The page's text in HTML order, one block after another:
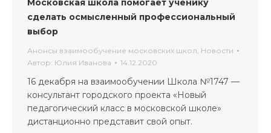
Московская школа помогает ученику
сделать осмысленный профессиональный
выбор
Анонсы взаимообучение московских школ, Новости
Автор: Юлия Иванова 14.12.2020
16 декабря на взаимообучении Школа №1747 —
консультант городского проекта «Новый
педагогический класс в московской школе»
дистанционно представит свой опыт.